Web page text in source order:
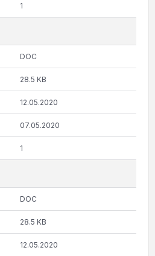
1
DOC
28.5 KB
12.05.2020
07.05.2020
1
DOC
28.5 KB
12.05.2020